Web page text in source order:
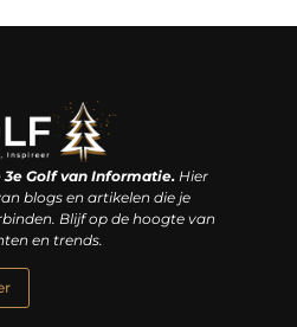
3e Golf van Informatie.Hier
blogs en artikelen die je
Blijf op de hoogte van
en trends.